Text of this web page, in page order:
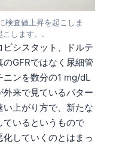
検査値上昇を起こしま
こします。.
ビシスタット、ドルテ
GFRではなく尿細管
ニンを数分の1 mg/dL
来で見ているパター
上がり方で、新たな
いるというもので
していくのとはまっ